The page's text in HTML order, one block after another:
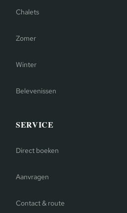
Chalets
Zomer
Winter
Belevenissen
SERVICE
Direct boeken
Aanvragen
Contact & route